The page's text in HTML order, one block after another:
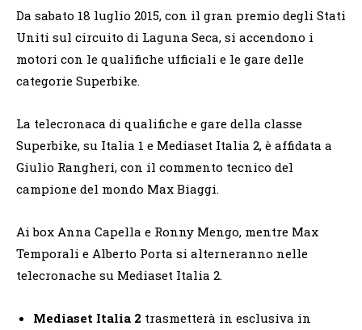
Da sabato 18 luglio 2015, con il gran premio degli Stati
Uniti sul circuito di Laguna Seca, si accendono i
motori con le qualifiche ufficiali e le gare delle
categorie Superbike.
La telecronaca di qualifiche e gare della classe
Superbike, su Italia 1 e Mediaset Italia 2, è affidata a
Giulio Rangheri, con il commento tecnico del
campione del mondo Max Biaggi.
Ai box Anna Capella e Ronny Mengo, mentre Max
Temporali e Alberto Porta si alterneranno nelle
telecronache su Mediaset Italia 2.
Mediaset Italia 2 trasmetterà in esclusiva in